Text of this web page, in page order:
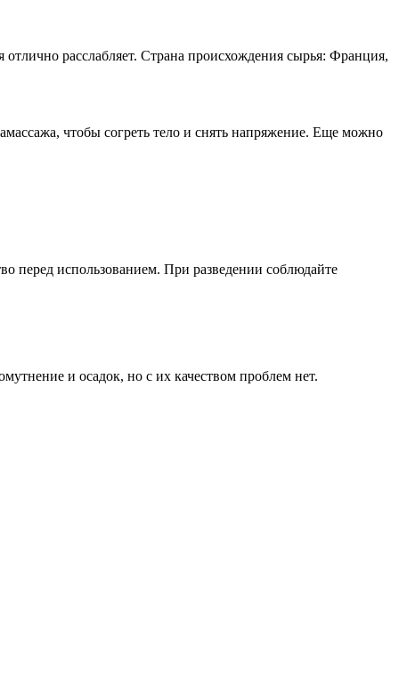
расслабляет. Страна происхождения сырья: Франция,
чтобы согреть тело и снять напряжение. Еще можно
перед использованием. При разведении соблюдайте
и осадок, но с их качеством проблем нет.